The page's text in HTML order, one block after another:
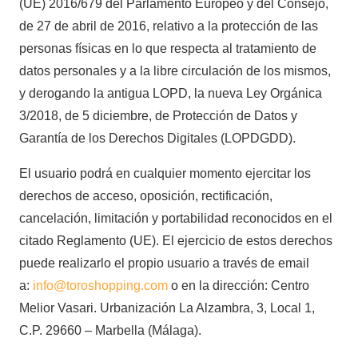
(UE) 2016/679 del Parlamento Europeo y del Consejo,
de 27 de abril de 2016, relativo a la protección de las
personas físicas en lo que respecta al tratamiento de
datos personales y a la libre circulación de los mismos,
y derogando la antigua LOPD, la nueva Ley Orgánica
3/2018, de 5 diciembre, de Protección de Datos y
Garantía de los Derechos Digitales (LOPDGDD).
El usuario podrá en cualquier momento ejercitar los
derechos de acceso, oposición, rectificación,
cancelación, limitación y portabilidad reconocidos en el
citado Reglamento (UE). El ejercicio de estos derechos
puede realizarlo el propio usuario a través de email
a: info@toroshopping.com o en la dirección: Centro
Melior Vasari. Urbanización La Alzambra, 3, Local 1,
C.P. 29660 – Marbella (Málaga).